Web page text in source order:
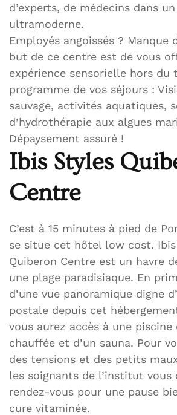
d’experts, de médecins dans
ultramoderne.
Employés angoissés ? Manque
but de ce centre est de vous
expérience sensorielle hors du
programme de vos séjours :
sauvage, activités aquatiques,
d’hydrothérapie aux algues
Dépaysement assuré !
Ibis Styles
Centre
C’est à 15 minutes à pied de
se situe cet hôtel low cost.
Quiberon Centre est un havre
une plage paradisiaque. En
d’une vue panoramique digne
postale depuis cet
vous aurez accès à une piscine
chauffée et d’un sauna. Pour
des tensions et des petits
les soignants de l’institut vous
rendez-vous pour une pause
cure vitaminée.